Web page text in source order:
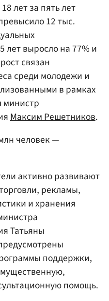
лет за пять лет
12 тыс.
лет выросло на 77% и
связан
среди молодежи и
в рамках
министр
Максим Решетников.
человек —
активно развивают
рекламы,
и хранения
Татьяны
поддержки,
помощь.